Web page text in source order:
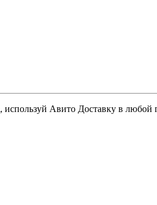
, используй Авито Доставку в любой